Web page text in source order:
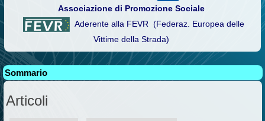
Associazione di Promozione Sociale
Aderente alla FEVR (Federaz. Europea delle
Vittime della Strada)
Sommario
Articoli